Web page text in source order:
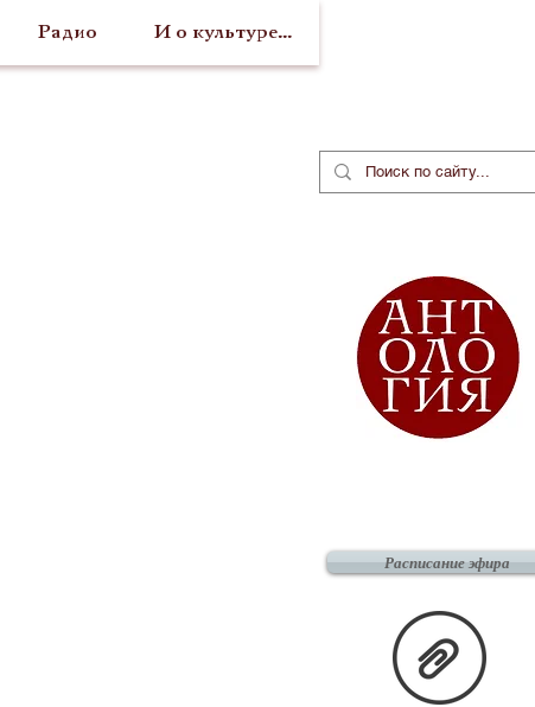
Радио И о культуре...
Расписание эфира